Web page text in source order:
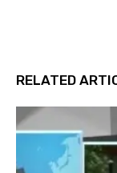
RELATED